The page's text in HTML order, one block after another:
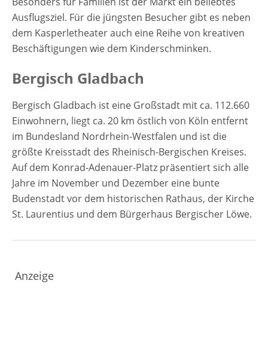
Ausflugsziel. Für die jüngsten Besucher gibt es neben
dem Kasperletheater auch eine Reihe von kreativen
Beschäftigungen wie dem Kinderschminken.
Bergisch Gladbach
Bergisch Gladbach ist eine Großstadt mit ca. 112.660
Einwohnern, liegt ca. 20 km östlich von Köln entfernt
im Bundesland Nordrhein-Westfalen und ist die
größte Kreisstadt des Rheinisch-Bergischen Kreises.
Auf dem Konrad-Adenauer-Platz präsentiert sich alle
Jahre im November und Dezember eine bunte
Budenstadt vor dem historischen Rathaus, der Kirche
St. Laurentius und dem Bürgerhaus Bergischer Löwe.
Anzeige